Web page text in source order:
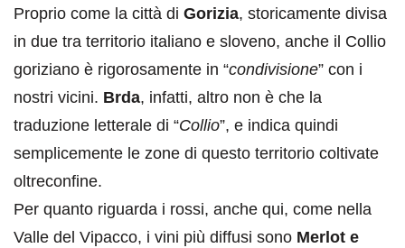
Proprio come la città di Gorizia, storicamente divisa
in due tra territorio italiano e sloveno, anche il Collio
goriziano è rigorosamente in “condivisione” con i
nostri vicini. Brda, infatti, altro non è che la
traduzione letterale di “Collio”, e indica quindi
semplicemente le zone di questo territorio coltivate
oltreconfine.
Per quanto riguarda i rossi, anche qui, come nella
Valle del Vipacco, i vini più diffusi sono Merlot e